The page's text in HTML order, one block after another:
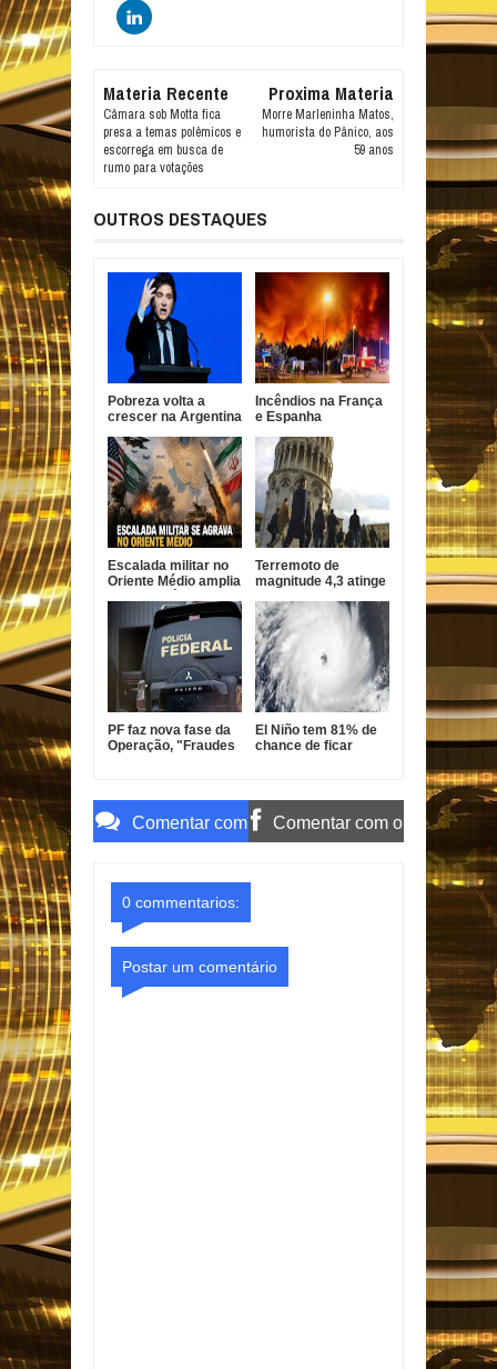
Materia Recente
Câmara sob Motta fica
presa a temas polêmicos e
escorrega em busca de
rumo para votações
Proxima Materia
Morre Marleninha Matos,
humorista do Pânico, aos
59 anos
OUTROS DESTAQUES
Pobreza volta a
crescer na Argentina
ajuste econômico
Incêndios na França
e Espanha
325 mil pessoas
Escalada militar no
Oriente Médio amplia
entre EUA, Irã e
aliados
Terremoto de
magnitude 4,3 atinge
moradores na Itália
PF faz nova fase da
Operação, "Fraudes
Rocha e advogado
El Niño tem 81% de
chance de ficar
Brasil
Comentar com Comentar com o
0 commentarios:
Postar um comentário